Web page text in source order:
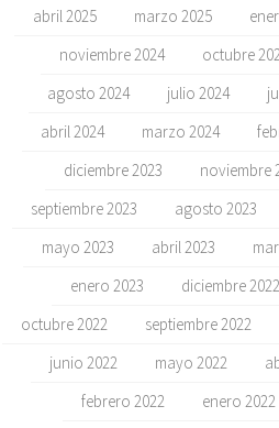
abril 2025
marzo 2025
noviembre 2024
octubre
agosto 2024
julio 2024
abril 2024
marzo 2024
diciembre 2023
noviembre
septiembre 2023
agosto 2023
mayo 2023
abril 2023
enero 2023
diciembre 2022
octubre 2022
septiembre 2022
junio 2022
mayo 2022
febrero 2022
enero 2022